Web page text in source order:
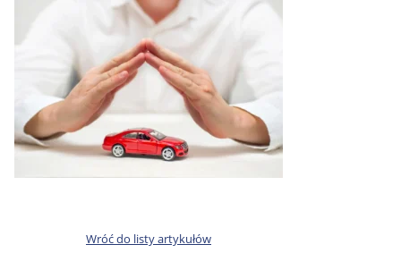
Wróć do listy artykułów